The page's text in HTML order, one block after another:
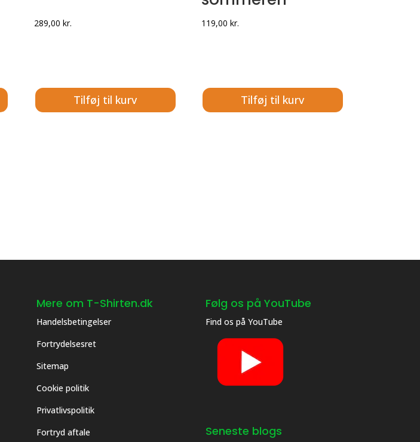
289,00 kr.
Tilføj til kurv
119,00 kr.
Tilføj til kurv
Mere om T-Shirten.dk
Handelsbetingelser
Fortrydelsesret
Sitemap
Cookie politik
Privatlivspolitik
Fortryd aftale
Følg os på YouTube
Find os påYouTube
Seneste blogs